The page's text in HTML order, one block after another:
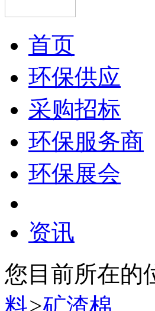
首页
环保供应
采购招标
环保服务商
环保展会
资讯
您目前所在的